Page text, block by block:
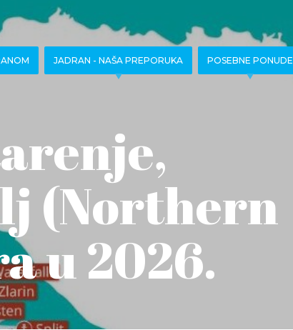
JADRAN - NAŠA PREPORUKA POSEBNE PONUDE
(Northern
u 2026.